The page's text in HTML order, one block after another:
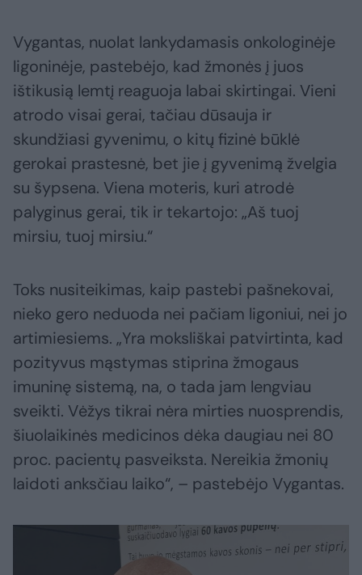
Vygantas, nuolat lankydamasis onkologinėje
ligoninėje, pastebėjo, kad žmonės į juos
ištikusią lemtį reaguoja labai skirtingai. Vieni
atrodo visai gerai, tačiau dūsauja ir
skundžiasi gyvenimu, o kitų fizinė būklė
gerokai prastesnė, bet jie į gyvenimą žvelgia
su šypsena. Viena moteris, kuri atrodė
palyginus gerai, tik ir tekartojo: „Aš tuoj
mirsiu, tuoj mirsiu.“
Toks nusiteikimas, kaip pastebi pašnekovai,
nieko gero neduoda nei pačiam ligoniui, nei jo
artimiesiems. „Yra moksliškai patvirtinta, kad
pozityvus mąstymas stiprina žmogaus
imuninę sistemą, na, o tada jam lengviau
sveikti. Vėžys tikrai nėra mirties nuosprendis,
šiuolaikinės medicinos dėka daugiau nei 80
proc. pacientų pasveiksta. Nereikia žmonių
laidoti anksčiau laiko“, – pastebėjo Vygantas.